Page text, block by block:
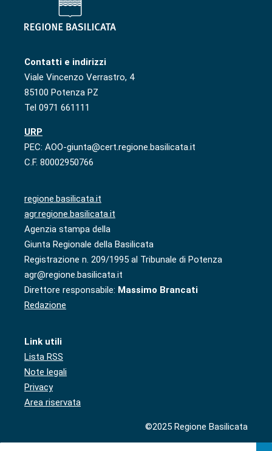
Contatti e indirizzi
Viale Vincenzo Verrastro, 4
85100 Potenza PZ
Tel 0971 661111
URP
PEC: AOO-giunta@cert.regione.basilicata.it
C.F. 80002950766
regione.basilicata.it
agr.regione.basilicata.it
Agenzia stampa della
Giunta Regionale della Basilicata
Registrazione n. 209/1995 al Tribunale di Potenza
agr@regione.basilicata.it
Direttore responsabile: Massimo Brancati
Redazione
Link utili
Lista RSS
Note legali
Privacy
Area riservata
©2025 Regione Basilicata